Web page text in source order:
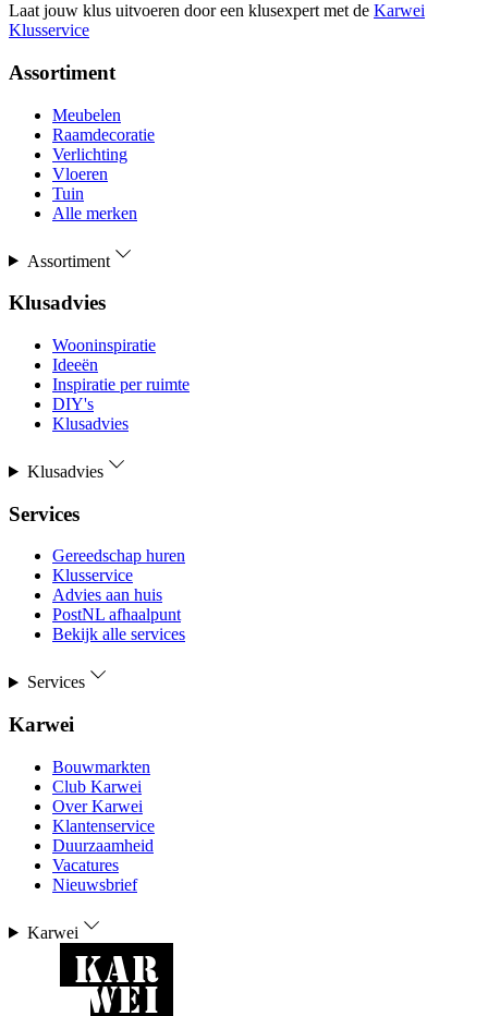
Laat jouw klus uitvoeren door een klusexpert met de Karwei
Klusservice
Assortiment
Meubelen
Raamdecoratie
Verlichting
Vloeren
Tuin
Alle merken
Assortiment
Klusadvies
Wooninspiratie
Ideeën
Inspiratie per ruimte
DIY's
Klusadvies
Klusadvies
Services
Gereedschap huren
Klusservice
Advies aan huis
PostNL afhaalpunt
Bekijk alle services
Services
Karwei
Bouwmarkten
Club Karwei
Over Karwei
Klantenservice
Duurzaamheid
Vacatures
Nieuwsbrief
Karwei